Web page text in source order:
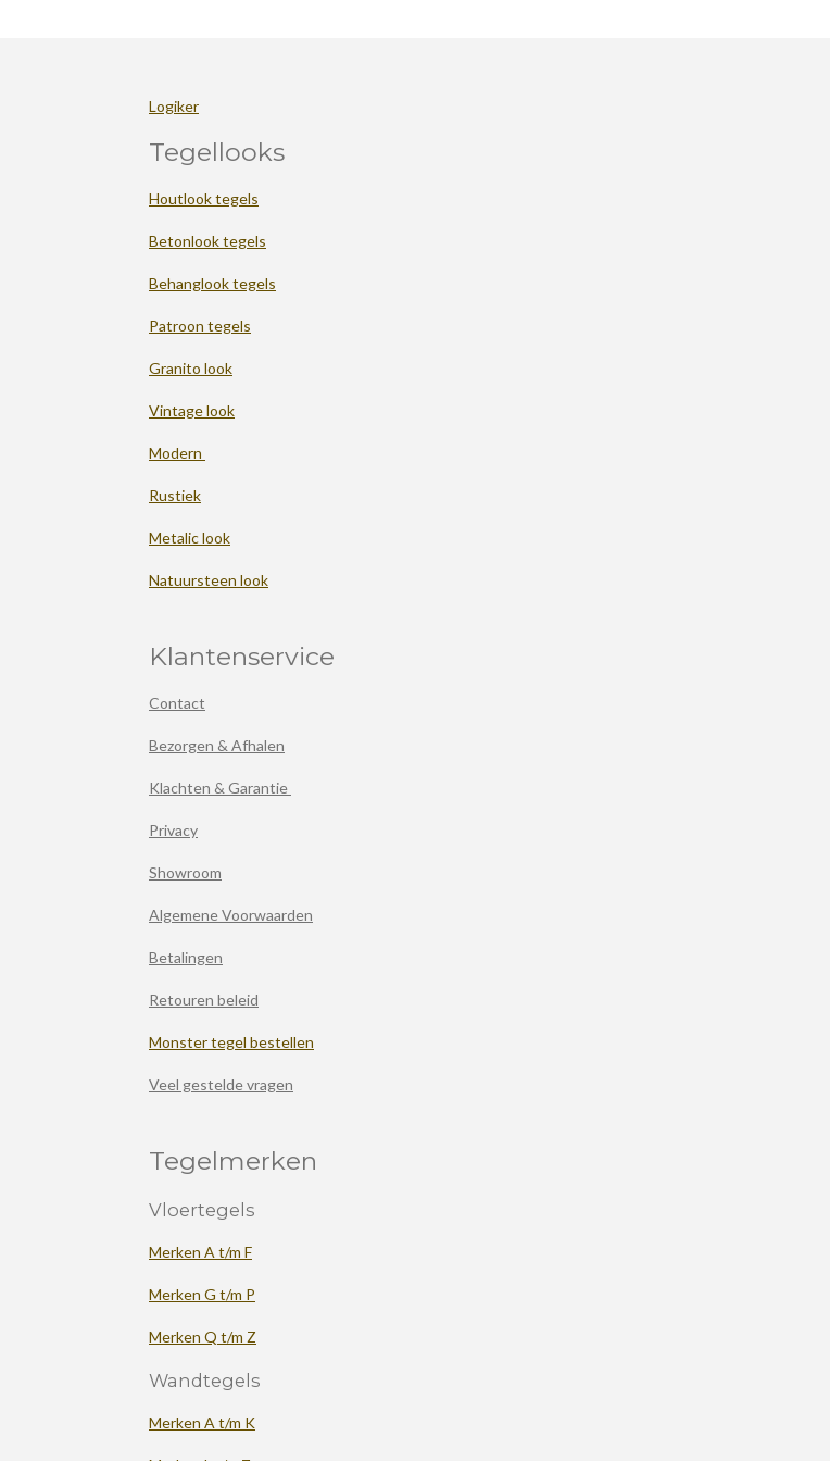
Logiker
Tegellooks
Houtlook tegels
Betonlook tegels
Behanglook tegels
Patroon tegels
Granito look
Vintage look
Modern
Rustiek
Metalic look
Natuursteen look
Klantenservice
Contact
Bezorgen & Afhalen
Klachten & Garantie
Privacy
Showroom
Algemene Voorwaarden
Betalingen
Retouren beleid
Monster tegel bestellen
Veel gestelde vragen
Tegelmerken
Vloertegels
Merken A t/m F
Merken G t/m P
Merken Q t/m Z
Wandtegels
Merken A t/m K